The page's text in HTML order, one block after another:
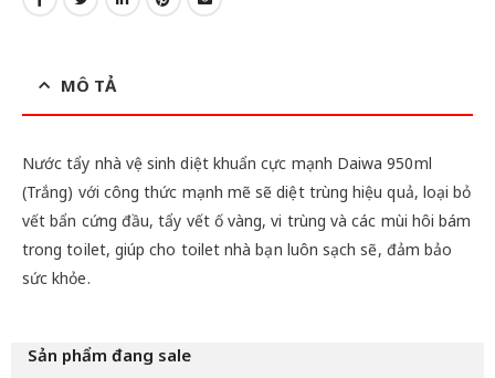
MÔ TẢ
Nước tẩy nhà vệ sinh diệt khuẩn cực mạnh Daiwa 950ml
(Trắng) với công thức mạnh mẽ sẽ diệt trùng hiệu quả, loại bỏ
vết bẩn cứng đầu, tẩy vết ố vàng, vi trùng và các mùi hôi bám
trong toilet, giúp cho toilet nhà bạn luôn sạch sẽ, đảm bảo
sức khỏe.
Sản phẩm đang sale